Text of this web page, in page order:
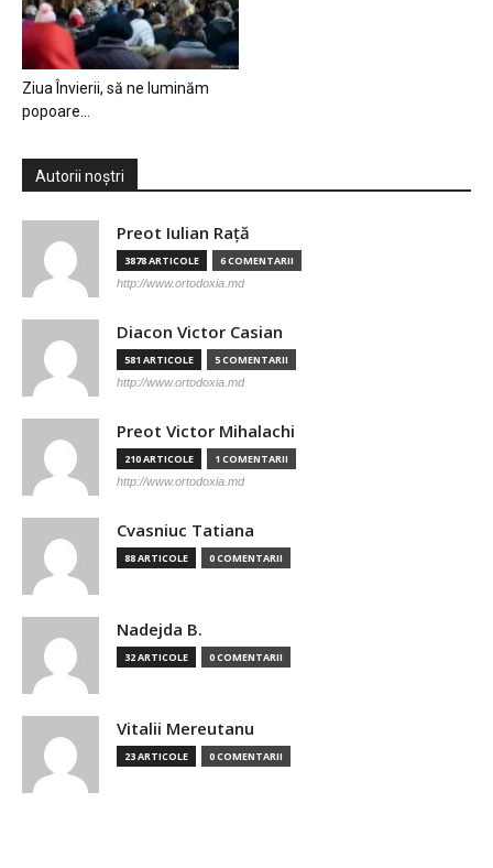
Ziua Învierii, să ne luminăm
popoare…
Autorii noștri
Preot Iulian Raţă
3878 ARTICOLE 6 COMENTARII
http://www.ortodoxia.md
Diacon Victor Casian
581 ARTICOLE 5 COMENTARII
http://www.ortodoxia.md
Preot Victor Mihalachi
210 ARTICOLE 1 COMENTARII
http://www.ortodoxia.md
Cvasniuc Tatiana
88 ARTICOLE 0 COMENTARII
Nadejda B.
32 ARTICOLE 0 COMENTARII
Vitalii Mereutanu
23 ARTICOLE 0 COMENTARII